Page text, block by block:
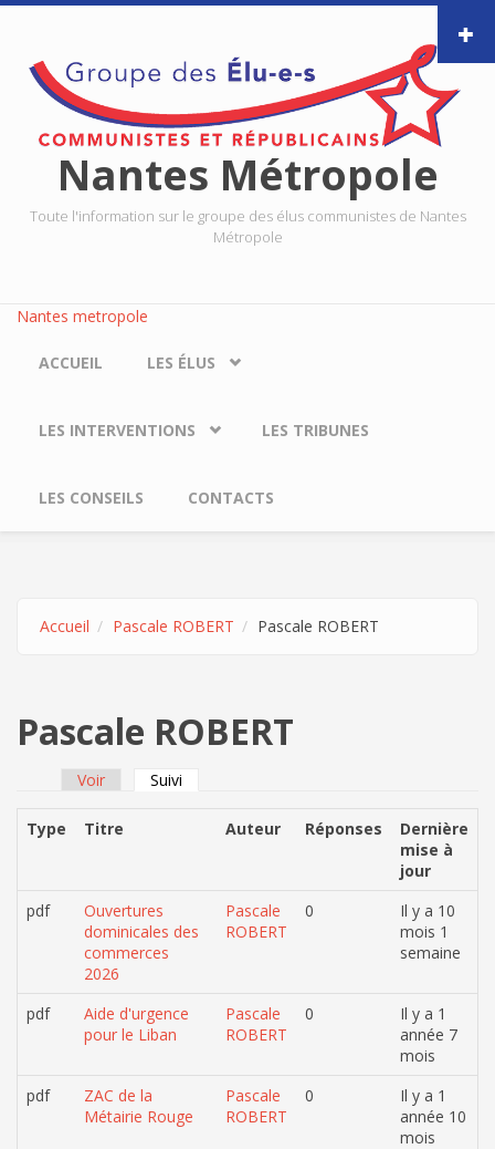
Aller au contenu principal
Nantes Métropole
Toute l'information sur le groupe des élus communistes de Nantes
Métropole
Nantes metropole
ACCUEIL LES ÉLUS
LES INTERVENTIONS LES TRIBUNES
LES CONSEILS CONTACTS
Accueil Pascale ROBERT Pascale ROBERT
Pascale ROBERT
Onglets principaux
Voir Suivi
Type Titre Auteur Réponses
Dernière
mise à
jour
pdf
Ouvertures
dominicales des
commerces
2026
Pascale
ROBERT
0
Il y a 10
mois 1
semaine
pdf
Aide d'urgence
pour le Liban
Pascale
ROBERT
0
Il y a 1
année 7
mois
pdf
ZAC de la
Métairie Rouge
Pascale
ROBERT
0
Il y a 1
année 10
mois